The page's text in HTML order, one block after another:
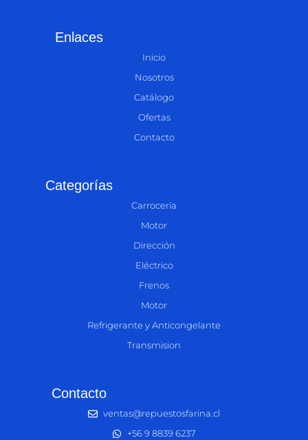
Enlaces
Inicio
Nosotros
Catálogo
Ofertas
Contacto
Categorías
Carrocería
Motor
Dirección
Eléctrico
Frenos
Motor
Refrigerante y Anticongelante
Transmision
Contacto
ventas@repuestosfarina.cl
+56 9 8839 6237